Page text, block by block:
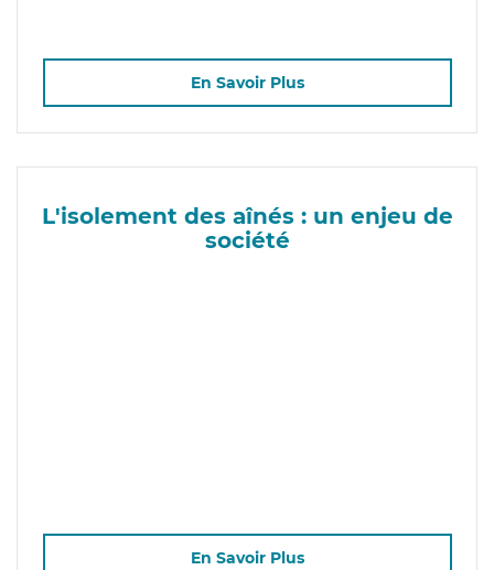
En Savoir Plus
L'isolement des aînés : un enjeu de
société
En Savoir Plus